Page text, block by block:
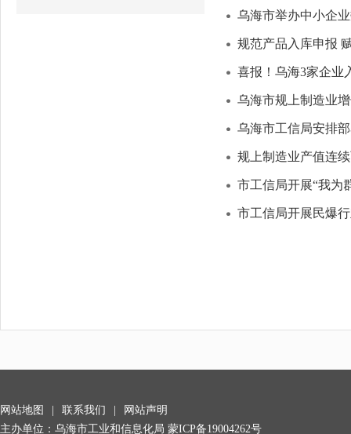
乌海市举办中小企
规范产品入库申报
喜报！乌海3家企业
乌海市规上制造业
乌海市工信局安排
规上制造业产值连
市工信局开展“我为
市工信局开展民爆
网站地图 联系我们
网站声明
主办单位：乌海市工业和信息化局 蒙ICP备19004262号